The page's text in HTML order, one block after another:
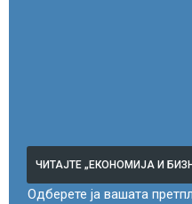
ЧИТАЈТЕ „ЕКОНОМИЈА И
Одберете ја вашата